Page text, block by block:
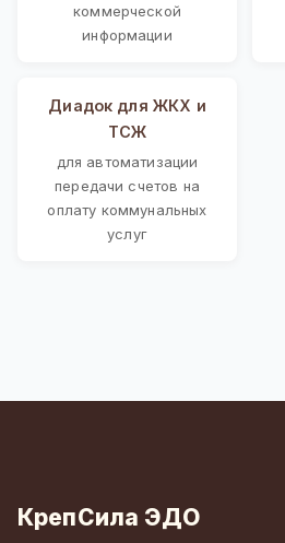
коммерческой
информации
Диадок для ЖКХ и
ТСЖ
для автоматизации
передачи счетов на
оплату коммунальных
услуг
КрепСила ЭДО